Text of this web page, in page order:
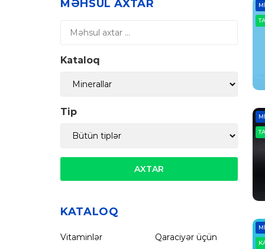
MƏHSUL AXTAR
Kataloq
Tip
KATALOQ
Vitaminlər
Qaraciyər üçün